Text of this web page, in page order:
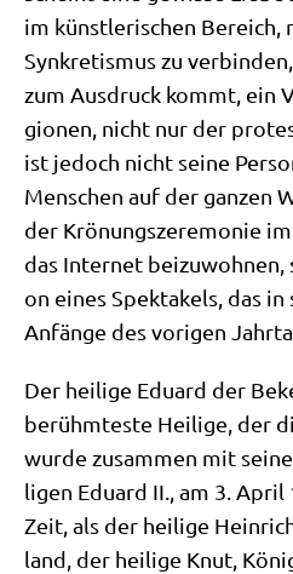
im künst­le­ri­schen Bereich,
Syn­kre­tis­mus zu
zum Aus­druck kommt, ein
gio­nen, nicht nur der
ist jedoch nicht sei­ne
Men­schen auf der gan­zen
der Krö­nungs­ze­re­mo­nie
das Inter­net
on eines Spek­ta­kels, das
Anfän­ge des vori­gen
Der hei­li­ge Edu­ard der
berühm­te­ste Hei­li­ge, der
wur­de zusam­men mit
li­gen Edu­ard II., am 3.
Zeit, als der hei­li­ge
land, der hei­li­ge Knut,